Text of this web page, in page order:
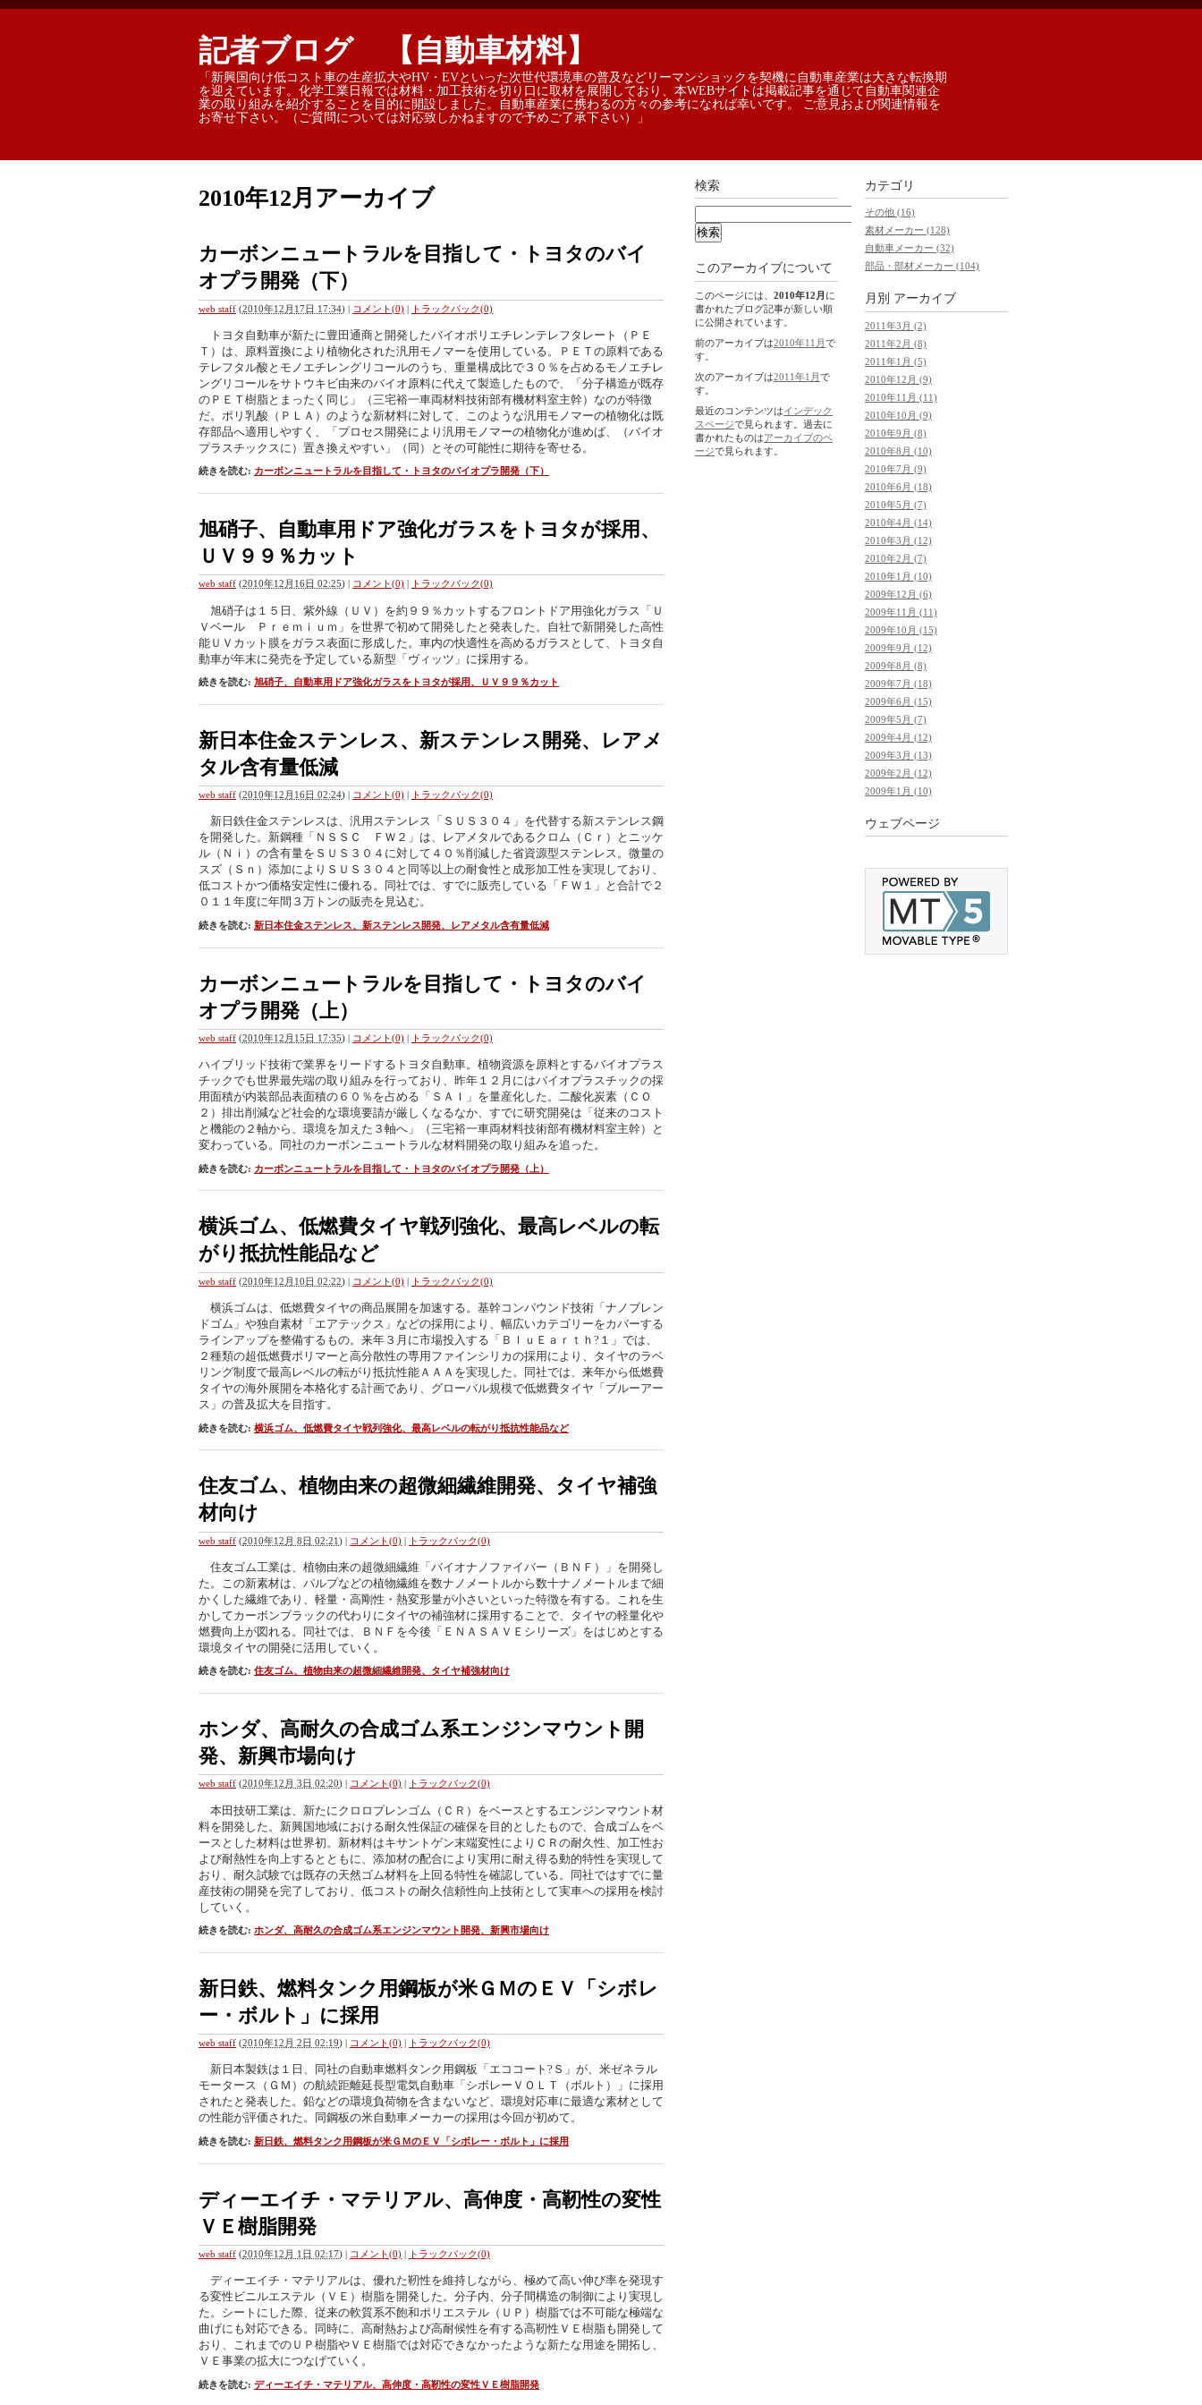
記者ブログ 【自動車材料】
「新興国向け低コスト車の生産拡大やHV・EVといった次世代環境車の普及などリーマンショックを契機に自動車産業は大きな転換期
を迎えています。化学工業日報では材料・加工技術を切り口に取材を展開しており、本WEBサイトは掲載記事を通じて自動車関連企
業の取り組みを紹介することを目的に開設しました。自動車産業に携わるの方々の参考になれば幸いです。 ご意見および関連情報を
お寄せ下さい。（ご質問については対応致しかねますので予めご了承下さい）」
2010年12月アーカイブ
カーボンニュートラルを目指して・トヨタのバイ
オプラ開発（下）
web staff (2010年12月17日 17:34) | コメント(0) | トラックバック(0)
トヨタ自動車が新たに豊田通商と開発したバイオポリエチレンテレフタレート（ＰＥ
Ｔ）は、原料置換により植物化された汎用モノマーを使用している。ＰＥＴの原料である
テレフタル酸とモノエチレングリコールのうち、重量構成比で３０％を占めるモノエチレ
ングリコールをサトウキビ由来のバイオ原料に代えて製造したもので、「分子構造が既存
のＰＥＴ樹脂とまったく同じ」（三宅裕一車両材料技術部有機材料室主幹）なのが特徴
だ。ポリ乳酸（ＰＬＡ）のような新材料に対して、このような汎用モノマーの植物化は既
存部品へ適用しやすく、「プロセス開発により汎用モノマーの植物化が進めば、（バイオ
プラスチックスに）置き換えやすい」（同）とその可能性に期待を寄せる。
続きを読む: カーボンニュートラルを目指して・トヨタのバイオプラ開発（下）
旭硝子、自動車用ドア強化ガラスをトヨタが採用、
ＵＶ９９％カット
web staff (2010年12月16日 02:25) コメント(0) トラックバック(0)
旭硝子は１５日、紫外線（ＵＶ）を約９９％カットするフロントドア用強化ガラス「Ｕ
Ｖベール Ｐｒｅｍｉｕｍ」を世界で初めて開発したと発表した。自社で新開発した高性
能ＵＶカット膜をガラス表面に形成した。車内の快適性を高めるガラスとして、トヨタ自
動車が年末に発売を予定している新型「ヴィッツ」に採用する。
続きを読む: 旭硝子、自動車用ドア強化ガラスをトヨタが採用、ＵＶ９９％カット
新日本住金ステンレス、新ステンレス開発、レアメ
タル含有量低減
web staff (2010年12月16日 02:24) コメント(0) トラックバック(0)
新日鉄住金ステンレスは、汎用ステンレス「ＳＵＳ３０４」を代替する新ステンレス鋼
を開発した。新鋼種「ＮＳＳＣ ＦＷ２」は、レアメタルであるクロム（Ｃｒ）とニッケ
ル（Ｎｉ）の含有量をＳＵＳ３０４に対して４０％削減した省資源型ステンレス。微量の
スズ（Ｓｎ）添加によりＳＵＳ３０４と同等以上の耐食性と成形加工性を実現しており、
低コストかつ価格安定性に優れる。同社では、すでに販売している「ＦＷ１」と合計で２
０１１年度に年間３万トンの販売を見込む。
続きを読む: 新日本住金ステンレス、新ステンレス開発、レアメタル含有量低減
カーボンニュートラルを目指して・トヨタのバイ
オプラ開発（上）
web staff (2010年12月15日 17:35) | コメント(0) | トラックバック(0)
ハイブリッド技術で業界をリードするトヨタ自動車。植物資源を原料とするバイオプラス
チックでも世界最先端の取り組みを行っており、昨年１２月にはバイオプラスチックの採
用面積が内装部品表面積の６０％を占める「ＳＡＩ」を量産化した。二酸化炭素（ＣＯ
２）排出削減など社会的な環境要請が厳しくなるなか、すでに研究開発は「従来のコスト
と機能の２軸から、環境を加えた３軸へ」（三宅裕一車両材料技術部有機材料室主幹）と
変わっている。同社のカーボンニュートラルな材料開発の取り組みを追った。
続きを読む: カーボンニュートラルを目指して・トヨタのバイオプラ開発（上）
横浜ゴム、低燃費タイヤ戦列強化、最高レベルの転
がり抵抗性能品など
web staff (2010年12月10日 02:22) | コメント(0) | トラックバック(0)
横浜ゴムは、低燃費タイヤの商品展開を加速する。基幹コンパウンド技術「ナノブレン
ドゴム」や独自素材「エアテックス」などの採用により、幅広いカテゴリーをカバーする
ラインアップを整備するもの。来年３月に市場投入する「ＢｌｕＥａｒｔｈ?１」では、
２種類の超低燃費ポリマーと高分散性の専用ファインシリカの採用により、タイヤのラベ
リング制度で最高レベルの転がり抵抗性能ＡＡＡを実現した。同社では、来年から低燃費
タイヤの海外展開を本格化する計画であり、グローバル規模で低燃費タイヤ「ブルーアー
ス」の普及拡大を目指す。
続きを読む: 横浜ゴム、低燃費タイヤ戦列強化、最高レベルの転がり抵抗性能品など
住友ゴム、植物由来の超微細繊維開発、タイヤ補強
材向け
web staff (2010年12月 8日 02:21) | コメント(0) | トラックバック(0)
住友ゴム工業は、植物由来の超微細繊維「バイオナノファイバー（ＢＮＦ）」を開発し
た。この新素材は、パルプなどの植物繊維を数ナノメートルから数十ナノメートルまで細
かくした繊維であり、軽量・高剛性・熱変形量が小さいといった特徴を有する。これを生
かしてカーボンブラックの代わりにタイヤの補強材に採用することで、タイヤの軽量化や
燃費向上が図れる。同社では、ＢＮＦを今後「ＥＮＡＳＡＶＥシリーズ」をはじめとする
環境タイヤの開発に活用していく。
続きを読む: 住友ゴム、植物由来の超微細繊維開発、タイヤ補強材向け
ホンダ、高耐久の合成ゴム系エンジンマウント開
発、新興市場向け
web staff (2010年12月 3日 02:20) コメント(0) トラックバック(0)
本田技研工業は、新たにクロロプレンゴム（ＣＲ）をベースとするエンジンマウント材
料を開発した。新興国地域における耐久性保証の確保を目的としたもので、合成ゴムをベ
ースとした材料は世界初。新材料はキサントゲン末端変性によりＣＲの耐久性、加工性お
よび耐熱性を向上するとともに、添加材の配合により実用に耐え得る動的特性を実現して
おり、耐久試験では既存の天然ゴム材料を上回る特性を確認している。同社ではすでに量
産技術の開発を完了しており、低コストの耐久信頼性向上技術として実車への採用を検討
していく。
続きを読む: ホンダ、高耐久の合成ゴム系エンジンマウント開発、新興市場向け
新日鉄、燃料タンク用鋼板が米ＧＭのＥＶ「シボレ
ー・ボルト」に採用
web staff (2010年12月 2日 02:19) コメント(0) トラックバック(0)
新日本製鉄は１日、同社の自動車燃料タンク用鋼板「エココート?Ｓ」が、米ゼネラル
モータース（ＧＭ）の航続距離延長型電気自動車「シボレーＶＯＬＴ（ボルト）」に採用
されたと発表した。鉛などの環境負荷物を含まないなど、環境対応車に最適な素材として
の性能が評価された。同鋼板の米自動車メーカーの採用は今回が初めて。
続きを読む: 新日鉄、燃料タンク用鋼板が米ＧＭのＥＶ「シボレー・ボルト」に採用
ディーエイチ・マテリアル、高伸度・高靭性の変性
ＶＥ樹脂開発
web staff (2010年12月 1日 02:17) | コメント(0) | トラックバック(0)
ディーエイチ・マテリアルは、優れた靭性を維持しながら、極めて高い伸び率を発現す
る変性ビニルエステル（ＶＥ）樹脂を開発した。分子内、分子間構造の制御により実現し
た。シートにした際、従来の軟質系不飽和ポリエステル（ＵＰ）樹脂では不可能な極端な
曲げにも対応できる。同時に、高耐熱および高耐候性を有する高靭性ＶＥ樹脂も開発して
おり、これまでのＵＰ樹脂やＶＥ樹脂では対応できなかったような新たな用途を開拓し、
ＶＥ事業の拡大につなげていく。
続きを読む: ディーエイチ・マテリアル、高伸度・高靭性の変性ＶＥ樹脂開発
カテゴリ
その他 (16)
素材メーカー (128)
自動車メーカー (32)
部品・部材メーカー (104)
月別 アーカイブ
2011年3月 (2)
2011年2月 (8)
2011年1月 (5)
2010年12月 (9)
2010年11月 (11)
2010年10月 (9)
2010年9月 (8)
2010年8月 (10)
2010年7月 (9)
2010年6月 (18)
2010年5月 (7)
2010年4月 (14)
2010年3月 (12)
2010年2月 (7)
2010年1月 (10)
2009年12月 (6)
2009年11月 (11)
2009年10月 (15)
2009年9月 (12)
2009年8月 (8)
2009年7月 (18)
2009年6月 (15)
2009年5月 (7)
2009年4月 (12)
2009年3月 (13)
2009年2月 (12)
2009年1月 (10)
ウェブページ
検索
このアーカイブについて
このページには、 2010年12月 に
書かれたブログ記事が新しい順
に公開されています。
前のアーカイブは2010年11月で
す。
次のアーカイブは2011年1月で
す。
最近のコンテンツはインデック
スページで見られます。過去に
書かれたものはアーカイブのペ
ージで見られます。